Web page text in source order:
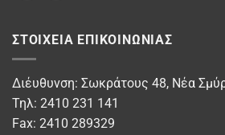
ΣΤΟΙΧΕΊΑ ΕΠΙΚΟΙΝΩΝΊΑΣ
Διέυθυνση: Σωκράτους 48, Νέα
Τηλ: 2410 231 141
Fax: 2410 289329